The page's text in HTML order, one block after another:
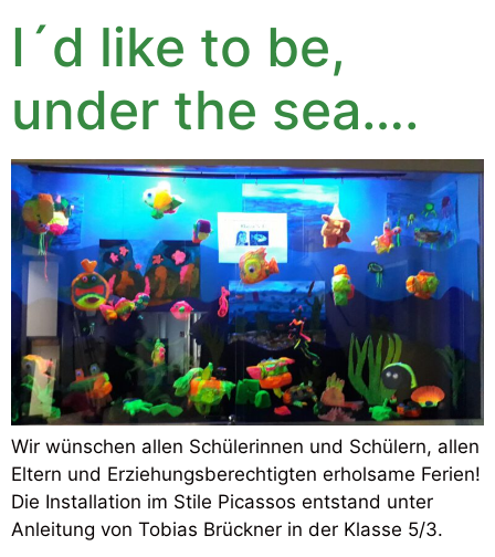
I´d like to be,
under the sea….
Wir wünschen allen Schülerinnen und Schülern, allen
Eltern und Erziehungsberechtigten erholsame Ferien!
Die Installation im Stile Picassos entstand unter
Anleitung von Tobias Brückner in der Klasse 5/3.